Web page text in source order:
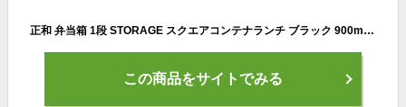
正和 弁当箱 1段 STORAGE スクエアコンテナランチ ブラック 900ml 仕切り付き - 1個入1個セット 4478869 大
この商品をサイトでみる